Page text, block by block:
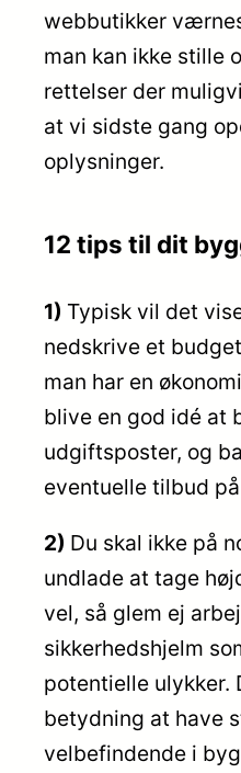
webbutikker
man kan ikke stille
rettelser der
at vi sidste gang
oplysninger.
12 tips til dit
1) Typisk vil det
nedskrive et
man har en
blive en god idé at
udgiftsposter, og
eventuelle tilbud
2) Du skal ikke på
undlade at tage
vel, så glem ej
sikkerhedshjelm
potentielle ulykker.
betydning at have
velbefindende i